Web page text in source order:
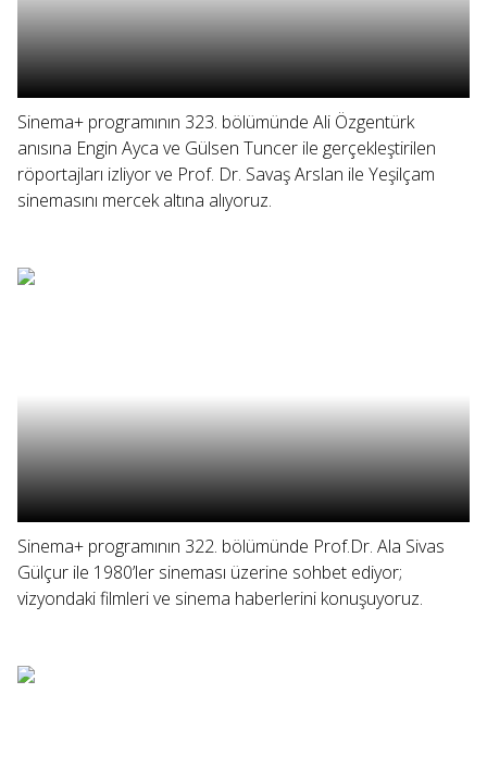
Sinema+ programının 323. bölümünde Ali Özgentürk
anısına Engin Ayca ve Gülsen Tuncer ile gerçekleştirilen
röportajları izliyor ve Prof. Dr. Savaş Arslan ile Yeşilçam
sinemasını mercek altına alıyoruz.
Sinema+ programının 322. bölümünde Prof.Dr. Ala Sivas
Gülçur ile 1980’ler sineması üzerine sohbet ediyor;
vizyondaki filmleri ve sinema haberlerini konuşuyoruz.